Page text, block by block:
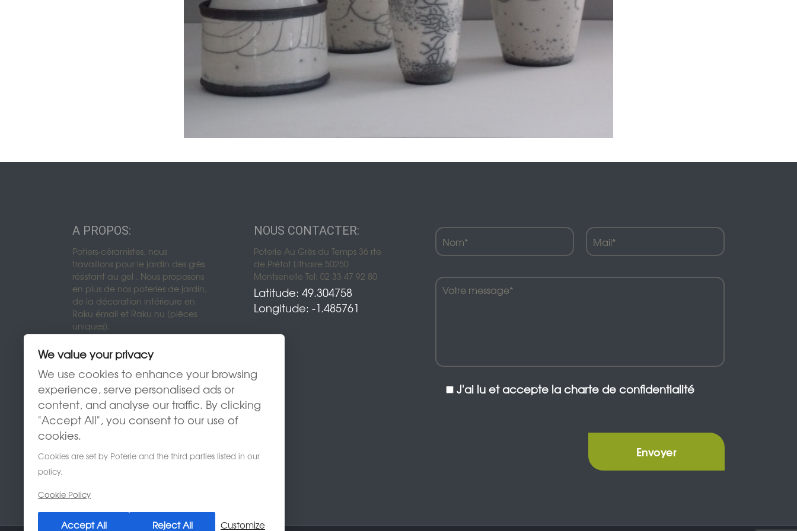
Décoration de jardin
Bordures de jardin
Créez votre mobile
Urnes funéraires
Urnes funéraires pour animaux
A PROPOS:
Potiers-céramistes, nous
travaillons pour le jardin des grès
résistant au gel . Nous proposons
en plus de nos poteries de jardin,
de la décoration intérieure en
Raku émail et Raku nu (pièces
uniques).
NOUS CONTACTER:
Poterie Au Grès du Temps 36 rte
de Prétot Lithaire 50250
Montsenelle Tel: 02 33 47 92 80
Latitude: 49.304758
Longitude: -1.485761
J'ai lu et accepte la charte de confidentialité
We value your privacy
We use cookies to enhance your browsing
experience, serve personalised ads or
content, and analyse our traffic. By clicking
"Accept All", you consent to our use of
cookies.
Cookies are set by Poterie and the third parties listed in our
policy.
Cookie Policy
Accept All Reject All Customize